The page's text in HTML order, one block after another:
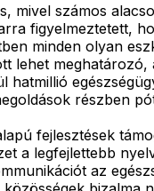
mivel számos
figyelmeztetett,
minden olyan
lehet
részben
fejlesztések
a legfejlettebb
az